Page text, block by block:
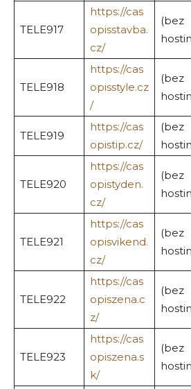
TELE917
https://cas
opisstavba.
cz/
(bez
TELE918
https://cas
opisstyle.cz
/
(bez
TELE919
https://cas
opistip.cz/
(bez
TELE920
https://cas
opistyden.
cz/
(bez
TELE921
https://cas
opisvikend.
cz/
(bez
TELE922
https://cas
opiszena.c
z/
(bez
TELE923
https://cas
opiszena.s
k/
(bez